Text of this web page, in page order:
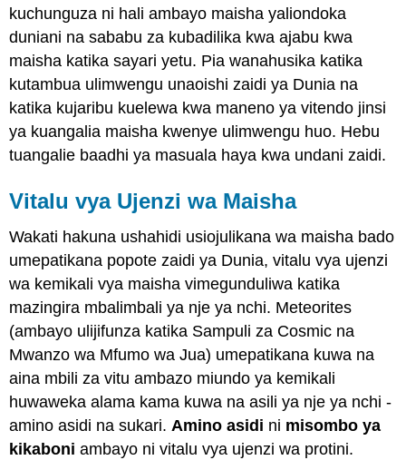
kuchunguza ni hali ambayo maisha yaliondoka
duniani na sababu za kubadilika kwa ajabu kwa
maisha katika sayari yetu. Pia wanahusika katika
kutambua ulimwengu unaoishi zaidi ya Dunia na
katika kujaribu kuelewa kwa maneno ya vitendo jinsi
ya kuangalia maisha kwenye ulimwengu huo. Hebu
tuangalie baadhi ya masuala haya kwa undani zaidi.
Vitalu vya Ujenzi wa Maisha
Wakati hakuna ushahidi usiojulikana wa maisha bado
umepatikana popote zaidi ya Dunia, vitalu vya ujenzi
wa kemikali vya maisha vimegunduliwa katika
mazingira mbalimbali ya nje ya nchi. Meteorites
(ambayo ulijifunza katika Sampuli za Cosmic na
Mwanzo wa Mfumo wa Jua) umepatikana kuwa na
aina mbili za vitu ambazo miundo ya kemikali
huwaweka alama kama kuwa na asili ya nje ya nchi -
amino asidi na sukari.Amino asidi ni misombo ya
kikaboni ambayo ni vitalu vya ujenzi wa protini.